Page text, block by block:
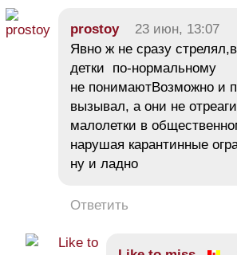
prostoy 23 июн, 13:07
Явно ж не сразу
детки по-нормальному
не понимаютВозможно и
вызывал, а они не
малолетки в
нарушая карантинные
ну и ладно
Ответить